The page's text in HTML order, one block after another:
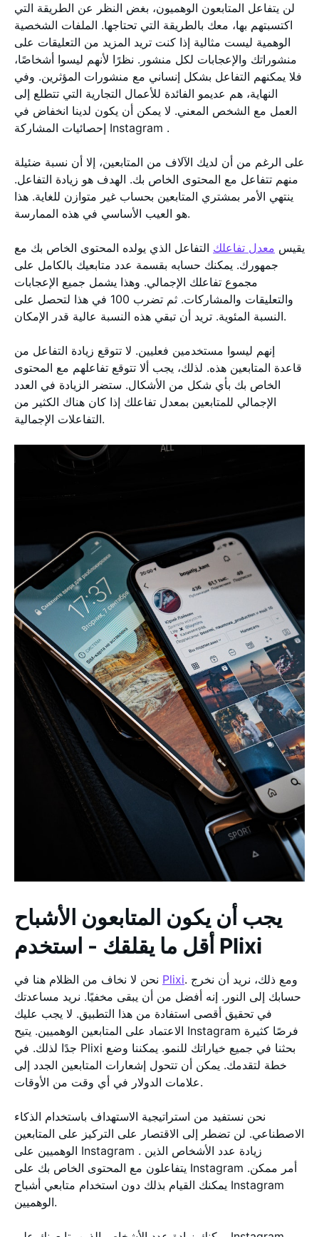
لن يتفاعل المتابعون الوهميون، بغض النظر عن الطريقة التي
اكتسبتهم بها، معك بالطريقة التي تحتاجها. الملفات الشخصية
الوهمية ليست مثالية إذا كنت تريد المزيد من التعليقات على
منشوراتك والإعجابات لكل منشور. نظرًا لأنهم ليسوا أشخاصًا،
فلا يمكنهم التفاعل بشكل إنساني مع منشورات المؤثرين. وفي
النهاية، هم عديمو الفائدة للأعمال التجارية التي تتطلع إلى
العمل مع الشخص المعني. لا يمكن أن يكون لدينا انخفاض في
إحصائيات المشاركة Instagram .
على الرغم من أن لديك الآلاف من المتابعين، إلا أن نسبة ضئيلة
منهم تتفاعل مع المحتوى الخاص بك. الهدف هو زيادة التفاعل.
ينتهي الأمر بمشتري المتابعين بحساب غير متوازن للغاية. هذا
هو العيب الأساسي في هذه الممارسة.
يقيس معدل تفاعلك التفاعل الذي يولده المحتوى الخاص بك مع
جمهورك. يمكنك حسابه بقسمة عدد متابعيك بالكامل على
مجموع تفاعلك الإجمالي. وهذا يشمل جميع الإعجابات
والتعليقات والمشاركات. ثم تضرب 100 في هذا لتحصل على
النسبة المئوية. تريد أن تبقي هذه النسبة عالية قدر الإمكان.
إنهم ليسوا مستخدمين فعليين. لا تتوقع زيادة التفاعل من
قاعدة المتابعين هذه. لذلك، يجب ألا تتوقع تفاعلهم مع المحتوى
الخاص بك بأي شكل من الأشكال. ستضر الزيادة في العدد
الإجمالي للمتابعين بمعدل تفاعلك إذا كان هناك الكثير من
التفاعلات الإجمالية.
يجب أن يكون المتابعون الأشباح
أقل ما يقلقك - استخدم Plixi
Plixi. ومع ذلك، نريد أن نخرج
حسابك إلى النور. إنه أفضل من أن يبقى مخفيًا. نريد مساعدتك
في تحقيق أقصى استفادة من هذا التطبيق. لا يجب عليك
الاعتماد على المتابعين الوهميين. يتيح Instagram فرصًا كثيرة
جدًا لذلك. في Plixi بحثنا في جميع خياراتك للنمو. يمكننا وضع
خطة لتقدمك. يمكن أن تتحول إشعارات المتابعين الجدد إلى
علامات الدولار في أي وقت من الأوقات.
نحن نستفيد من استراتيجية الاستهداف باستخدام الذكاء
الاصطناعي. لن تضطر إلى الاقتصار على التركيز على المتابعين
الوهميين على Instagram . زيادة عدد الأشخاص الذين
يتفاعلون مع المحتوى الخاص بك على Instagram أمر ممكن.
يمكنك القيام بذلك دون استخدام متابعي أشباح Instagram
الوهميين.